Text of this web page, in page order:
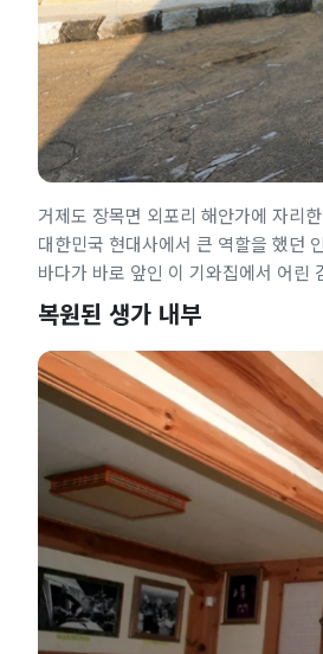
거제도 장목면 외포리 해안가에 자리
대한민국 현대사에서 큰 역할을 했던
바다가 바로 앞인 이 기와집에서 어린
복원된 생가 내부